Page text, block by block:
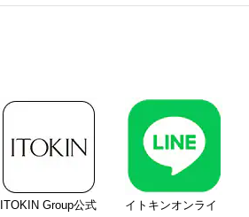
ITOKIN Group公式
イトキンオンライ